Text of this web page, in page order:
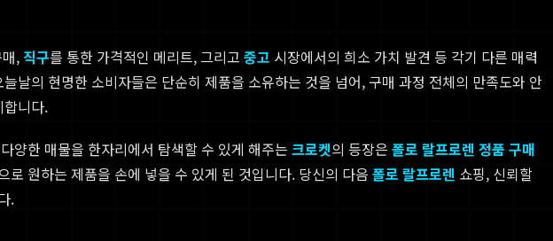
, 직구를 통한 가격적인 메리트, 그리고 중고 시장에서의 희소 가치 발견 등 각기 다른 매력
날의 현명한 소비자들은 단순히 제품을 소유하는 것을 넘어, 구매 과정 전체의 만족도와 안
합니다.
양한 매물을 한자리에서 탐색할 수 있게 해주는 크로켓의 등장은 폴로 랄프로렌 정품 구매
원하는 제품을 손에 넣을 수 있게 된 것입니다. 당신의 다음 폴로 랄프로렌 쇼핑, 신뢰할
.